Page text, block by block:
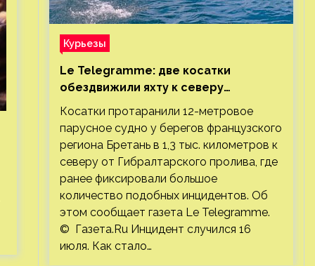
Курьезы
Le Telegramme: две косатки
обездвижили яхту к северу
от Гибралтарского пролива
Косатки протаранили 12-метровое
парусное судно у берегов французского
региона Бретань в 1,3 тыс. километров к
северу от Гибралтарского пролива, где
ранее фиксировали большое
количество подобных инцидентов. Об
этом сообщает газета Le Telegramme.
© Газета.Ru Инцидент случился 16
июля. Как стало…